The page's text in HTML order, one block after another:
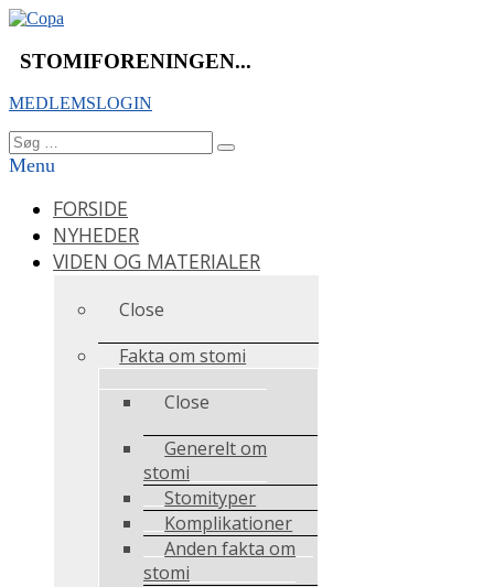
Videre
indhold
STOMIFORENINGEN...
MEDLEMSLOGIN
Søg
efter:
Søg
Menu
FORSIDE
NYHEDER
VIDEN OG MATERIALER
Close
Fakta om stomi
Close
Generelt om
stomi
Stomityper
Komplikationer
Anden fakta om
stomi